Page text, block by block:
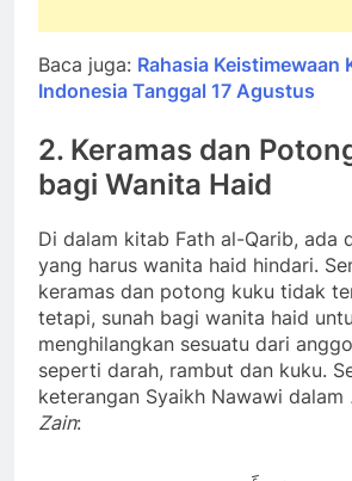
Baca juga: Rahasia Keistimewaan
Indonesia Tanggal 17 Agustus
2. Keramas dan
bagi Wanita Haid
Di dalam kitab Fath al-Qarib, ada
yang harus wanita haid hindari.
keramas dan potong kuku tidak
tetapi, sunah bagi wanita haid
menghilangkan sesuatu dari
seperti darah, rambut dan kuku.
keterangan Syaikh Nawawi dalam
Zain: